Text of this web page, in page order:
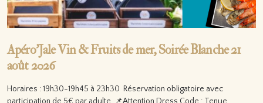
Apéro’Jale Vin & Fruits de mer, Soirée Blanche 21
août 2026
Horaires : 19h30-19h45 à 23h30 Réservation obligatoire avec